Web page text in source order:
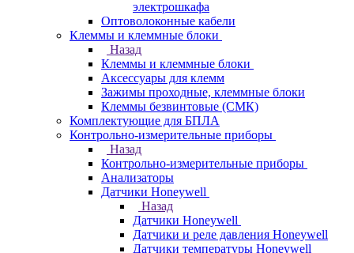
электрошкафа
Оптоволоконные кабели
Клеммы и клеммные блоки
Назад
Клеммы и клеммные блоки
Аксессуары для клемм
Зажимы проходные, клеммные блоки
Клеммы безвинтовые (СМК)
Комплектующие для БПЛА
Контрольно-измерительные приборы
Назад
Контрольно-измерительные приборы
Анализаторы
Датчики Honeywell
Назад
Датчики Honeywell
Датчики и реле давления Honeywell
Датчики температуры Honeywell